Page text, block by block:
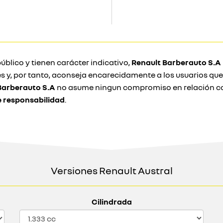
y tienen carácter indicativo, Renault Barberauto S.A
por tanto, aconseja encarecidamente a los usuarios
S.A no asume ningun compromiso en relación
responsabilidad.
Versiones Renault Austral
Cilindrada